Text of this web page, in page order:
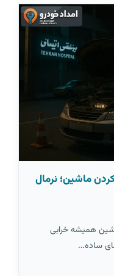
ماشین؛ نرمال
همیشه خرابی
ساده…